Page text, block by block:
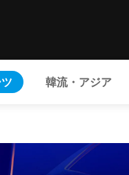
韓流・アジア